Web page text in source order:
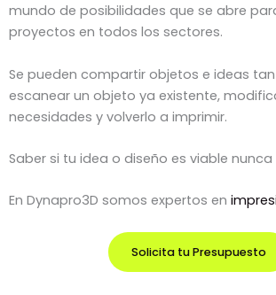
mundo de posibilidades que se abre
proyectos en todos los sectores.
Se pueden compartir objetos e ideas
escanear un objeto ya existente,
necesidades y volverlo a imprimir.
Saber si tu idea o diseño es viable
En Dynapro3D somos expertos en
Solicita tu Presupuesto